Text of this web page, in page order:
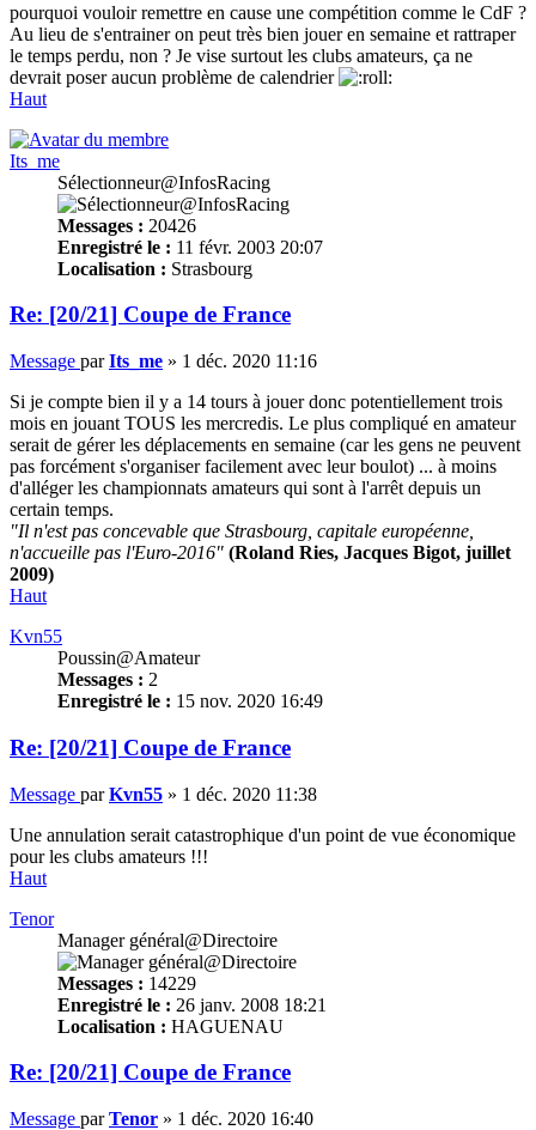
pourquoi vouloir remettre en cause une compétition comme le CdF ?
Au lieu de s'entrainer on peut très bien jouer en semaine et rattraper
le temps perdu, non ? Je vise surtout les clubs amateurs, ça ne
devrait poser aucun problème de calendrier
Haut
Its_me
Sélectionneur@InfosRacing
Messages : 20426
Enregistré le : 11 févr. 2003 20:07
Localisation : Strasbourg
Re: [20/21] Coupe de France
Message parIts_me » 1 déc. 2020 11:16
Si je compte bien il y a 14 tours à jouer donc potentiellement trois
mois en jouant TOUS les mercredis. Le plus compliqué en amateur
serait de gérer les déplacements en semaine (car les gens ne peuvent
pas forcément s'organiser facilement avec leur boulot) ... à moins
d'alléger les championnats amateurs qui sont à l'arrêt depuis un
certain temps.
"Il n'est pas concevable que Strasbourg, capitale européenne,
n'accueille pas l'Euro-2016" (Roland Ries, Jacques Bigot, juillet
2009)
Haut
Kvn55
Poussin@Amateur
Messages : 2
Enregistré le : 15 nov. 2020 16:49
Re: [20/21] Coupe de France
Message parKvn55 » 1 déc. 2020 11:38
Une annulation serait catastrophique d'un point de vue économique
pour les clubs amateurs !!!
Haut
Tenor
Manager général@Directoire
Messages : 14229
Enregistré le : 26 janv. 2008 18:21
Localisation : HAGUENAU
Re: [20/21] Coupe de France
Message parTenor » 1 déc. 2020 16:40